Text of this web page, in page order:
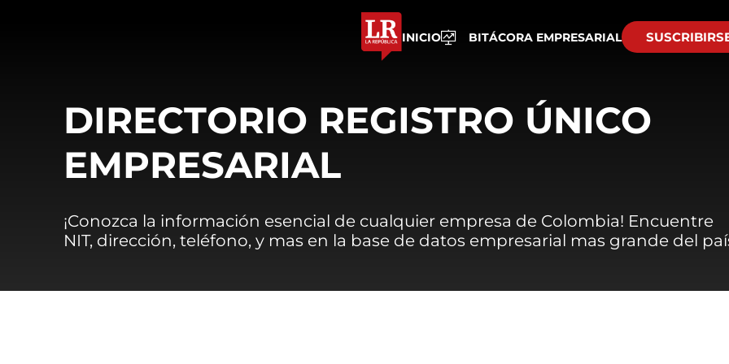
INICIO BITÁCORA EMPRESARIAL
DIRECTORIO REGISTRO ÚNICO
EMPRESARIAL
¡Conozca la información esencial de cualquier empresa de Colombia! Encuentre
NIT, dirección, teléfono, y mas en la base de datos empresarial mas grande del